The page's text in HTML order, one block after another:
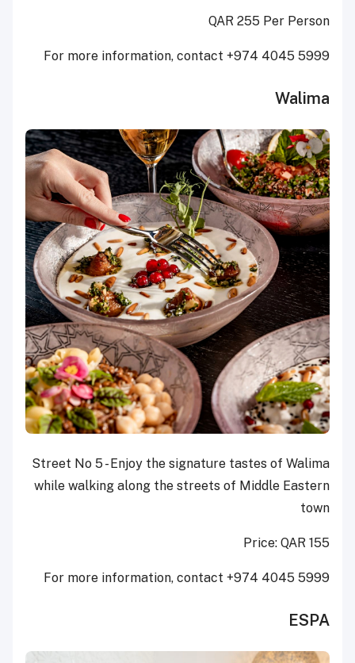
QAR 255 Per Person
For more information, contact +974 4045 5999
Walima
Street No 5 - Enjoy the signature tastes of Walima
while walking along the streets of Middle Eastern
town
Price: QAR 155
For more information, contact +974 4045 5999
ESPA